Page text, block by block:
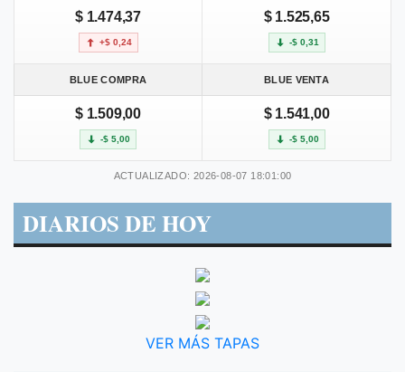
$ 1.474,37
+$ 0,24
$ 1.525,65
-$ 0,31
BLUE COMPRA BLUE VENTA
$ 1.509,00
-$ 5,00
$ 1.541,00
-$ 5,00
ACTUALIZADO: 2026-08-07 18:01:00
DIARIOS DE HOY
VER MÁS TAPAS